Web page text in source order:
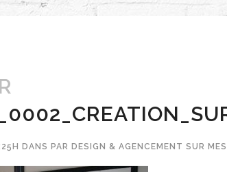
DANS PAR DESIGN & AGENCEMENT SUR